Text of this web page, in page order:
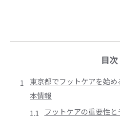
目次
東京都でフットケアを始
本情報
フットケアの重要性と